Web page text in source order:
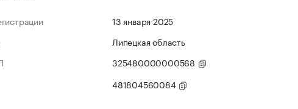
13 января 2025
Липецкая область
325480000000568
481804560084